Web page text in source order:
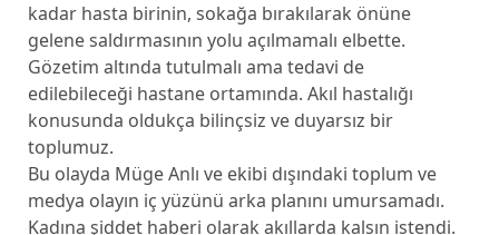
kadar hasta birinin, sokağa bırakılarak önüne
gelene saldırmasının yolu açılmamalı elbette.
Gözetim altında tutulmalı ama tedavi de
edilebileceği hastane ortamında. Akıl hastalığı
konusunda oldukça bilinçsiz ve duyarsız bir
toplumuz.
Bu olayda Müge Anlı ve ekibi dışındaki toplum ve
medya olayın iç yüzünü arka planını umursamadı.
Kadına şiddet haberi olarak akıllarda kalsın istendi.